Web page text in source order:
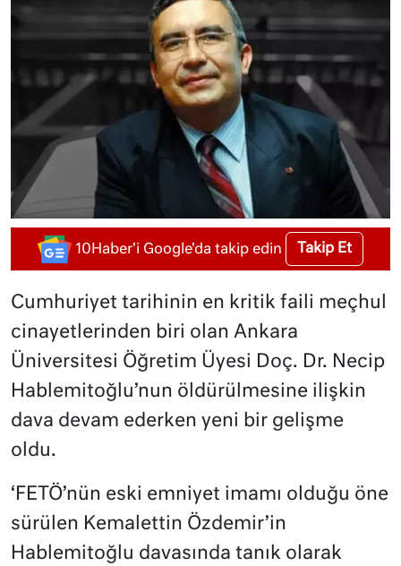
10Haber'i Google'da takip edin Takip Et
Cumhuriyet tarihinin en kritik faili meçhul
cinayetlerinden biri olan Ankara
Üniversitesi Öğretim Üyesi Doç. Dr. Necip
Hablemitoğlu’nun öldürülmesine ilişkin
dava devam ederken yeni bir gelişme
oldu.
‘FETÖ’nün eski emniyet imamı olduğu öne
sürülen Kemalettin Özdemir’in
Hablemitoğlu davasında tanık olarak